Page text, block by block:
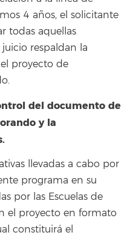
4 años, el solicitante
todas aquellas
respaldan la
proyecto de
del documento de
y la
llevadas a cabo por
programa en su
por las Escuelas de
el proyecto en formato
constituirá el